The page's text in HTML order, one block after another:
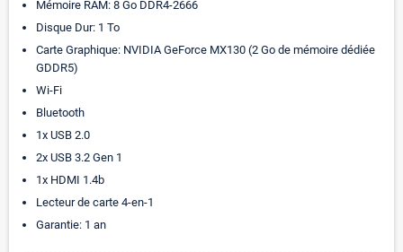
Mémoire RAM: 8 Go DDR4-2666
Disque Dur: 1 To
Carte Graphique: NVIDIA GeForce MX130 (2 Go de mémoire dédiée
GDDR5)
Wi-Fi
Bluetooth
1x USB 2.0
2x USB 3.2 Gen 1
1x HDMI 1.4b
Lecteur de carte 4-en-1
Garantie: 1 an